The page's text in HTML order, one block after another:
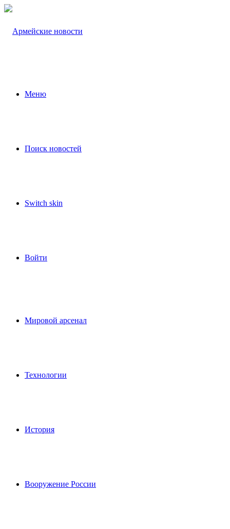
Меню
Поиск новостей
Switch skin
Войти
Мировой арсенал
Технологии
История
Вооружение России